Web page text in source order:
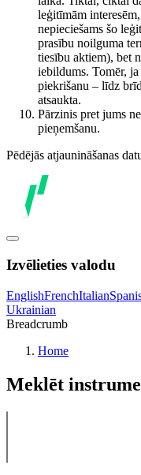
leģitīmām
nepieciešams šo
prasību noilguma
tiesību aktiem), bet
iebildums. Tomēr, ja
piekrišanu – līdz
atsaukta.
Pārzinis pret jums
pieņemšanu.
Pēdējās atjaunināšanas
Izvēlieties valodu
EnglishFrenchItalian
Ukrainian
Breadcrumb
Home
Meklēt